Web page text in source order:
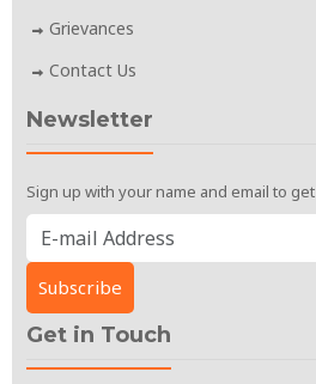
Grievances
Contact Us
Newsletter
Sign up with your name and email to
Get in Touch